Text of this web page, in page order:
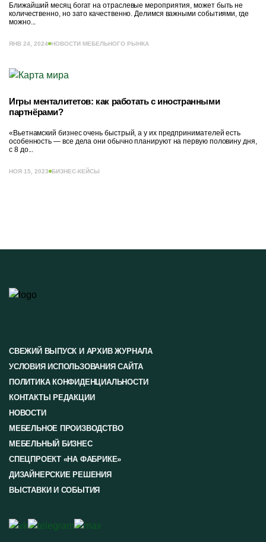
Ближайший месяц богат на отраслевые мероприятия, может быть не
количественно, но зато качественно. Делимся важными событиями, где
можно...
ЯНВ 24, 2024 НОВОСТИ МЕБЕЛЬНОГО РЫНКА
Игры менталитетов: как работать с иностранными
партнёрами?
«Вьетнамский бизнес очень быстрый, а у их предпринимателей есть
особенность — все дела они обычно планируют на первую половину дня,
с 8 до...
НОЯ 15, 2023 БИЗНЕС-КЕЙСЫ
СВЕЖИЙ ВЫПУСК И АРХИВ ЖУРНАЛА
УСЛОВИЯ ИСПОЛЬЗОВАНИЯ САЙТА
ПОЛИТИКА КОНФИДЕНЦИАЛЬНОСТИ
КОНТАКТЫ РЕДАКЦИИ
НОВОСТИ
МЕБЕЛЬНОЕ ПРОИЗВОДСТВО
МЕБЕЛЬНЫЙ БИЗНЕС
СПЕЦПРОЕКТ «НА ФАБРИКЕ»
ДИЗАЙНЕРСКИЕ РЕШЕНИЯ
ВЫСТАВКИ И СОБЫТИЯ